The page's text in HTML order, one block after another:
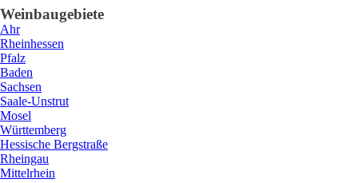
Weinbaugebiete
Ahr
Rheinhessen
Pfalz
Baden
Sachsen
Saale-Unstrut
Mosel
Württemberg
Hessische Bergstraße
Rheingau
Mittelrhein